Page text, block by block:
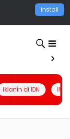
Install
Iklanin di IDN